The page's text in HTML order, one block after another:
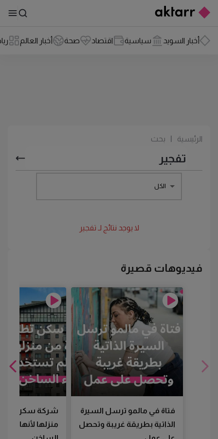
أخبار السويد سياسية اقتصاد صحة أخبار العالم
الرئيسية بحث
الكل
لا يوجد نتائج لـ تفجير
فيديوهات قصيرة
فتاة في مالمو ترسل السيرة
الذاتية بطريقة غريبة وتحصل
شركة سكن
منزلها لأنها لم